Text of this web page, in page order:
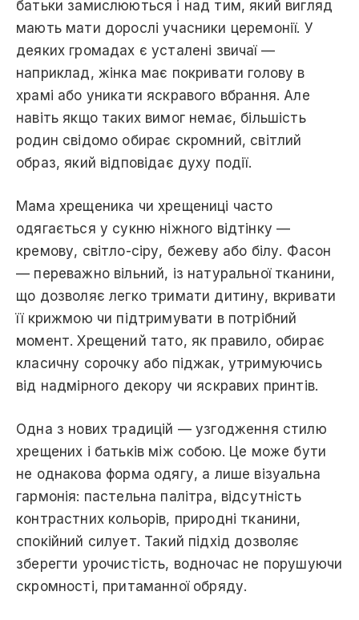
батьки замислюються і над тим, який вигляд
мають мати дорослі учасники церемонії. У
деяких громадах є усталені звичаї —
наприклад, жінка має покривати голову в
храмі або уникати яскравого вбрання. Але
навіть якщо таких вимог немає, більшість
родин свідомо обирає скромний, світлий
образ, який відповідає духу події.
Мама хрещеника чи хрещениці часто
одягається у сукню ніжного відтінку —
кремову, світло-сіру, бежеву або білу. Фасон
— переважно вільний, із натуральної тканини,
що дозволяє легко тримати дитину, вкривати
її крижмою чи підтримувати в потрібний
момент. Хрещений тато, як правило, обирає
класичну сорочку або піджак, утримуючись
від надмірного декору чи яскравих принтів.
Одна з нових традицій — узгодження стилю
хрещених і батьків між собою. Це може бути
не однакова форма одягу, а лише візуальна
гармонія: пастельна палітра, відсутність
контрастних кольорів, природні тканини,
спокійний силует. Такий підхід дозволяє
зберегти урочистість, водночас не порушуючи
скромності, притаманної обряду.